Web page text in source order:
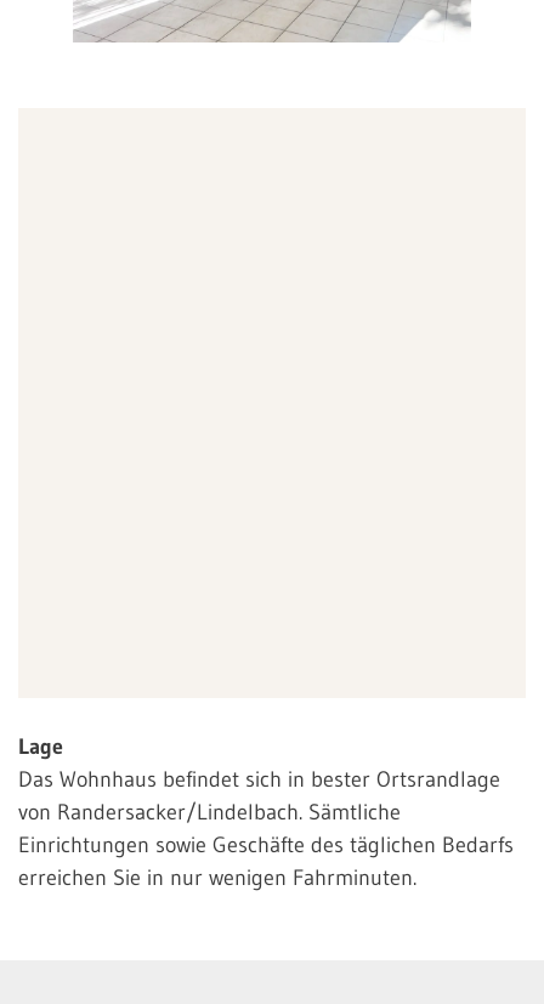
Lage
Das Wohnhaus befindet sich in bester Ortsrandlage
von Randersacker/Lindelbach. Sämtliche
Einrichtungen sowie Geschäfte des täglichen Bedarfs
erreichen Sie in nur wenigen Fahrminuten.